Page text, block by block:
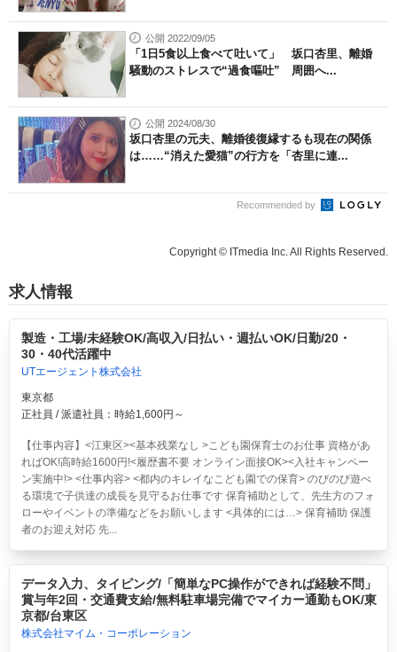
公開 2022/09/05
「1日5食以上食べて吐いて」 坂口杏里、離婚
騒動のストレスで“過食嘔吐” 周囲へ...
公開 2024/08/30
坂口杏里の元夫、離婚後復縁するも現在の関係
は……“消えた愛猫”の行方を「杏里に連...
Recommended by
Copyright © ITmedia Inc. All Rights Reserved.
求人情報
製造・工場/未経験OK/高収入/日払い・週払いOK/日勤/20・
30・40代活躍中
UTエージェント株式会社
東京都
正社員 / 派遣社員：時給1,600円～
【仕事内容】<江東区><基本残業なし >こども園保育士のお仕事 資格があ
ればOK!高時給1600円!<履歴書不要 オンライン面接OK><入社キャンペー
ン実施中!> <仕事内容> <都内のキレイなこども園での保育> のびのび遊べ
る環境で子供達の成長を見守るお仕事です 保育補助として、先生方のフォ
ローやイベントの準備などをお願いします <具体的には…> 保育補助 保護
者のお迎え対応 先...
データ入力、タイピング/「簡単なPC操作ができれば経験不問」
賞与年2回・交通費支給/無料駐車場完備でマイカー通勤もOK/東
京都/台東区
株式会社マイム・コーポレーション